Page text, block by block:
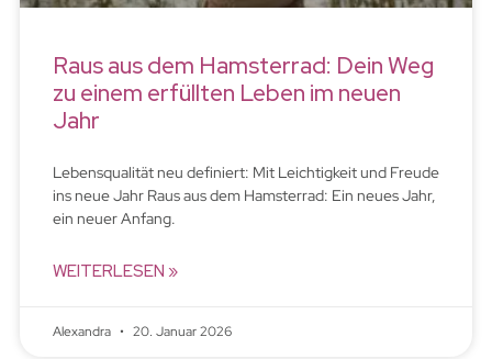
Raus aus dem Hamsterrad: Dein Weg
zu einem erfüllten Leben im neuen
Jahr
Lebensqualität neu definiert: Mit Leichtigkeit und Freude
ins neue Jahr Raus aus dem Hamsterrad: Ein neues Jahr,
ein neuer Anfang.
WEITERLESEN »
Alexandra 20. Januar 2026